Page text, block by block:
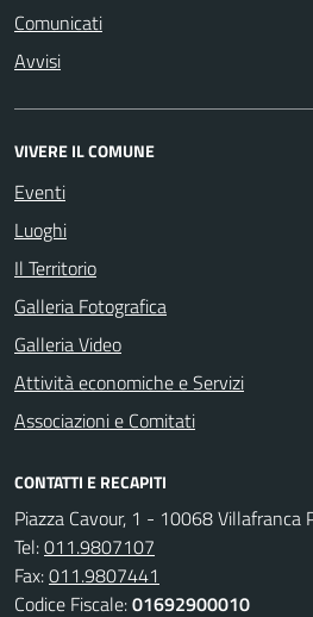
Comunicati
Avvisi
VIVERE IL COMUNE
Eventi
Luoghi
Il Territorio
Galleria Fotografica
Galleria Video
Attività economiche e Servizi
Associazioni e Comitati
CONTATTI E RECAPITI
Piazza Cavour, 1 - 10068 Villafranca
Tel:011.9807107
Fax:011.9807441
Codice Fiscale:01692900010